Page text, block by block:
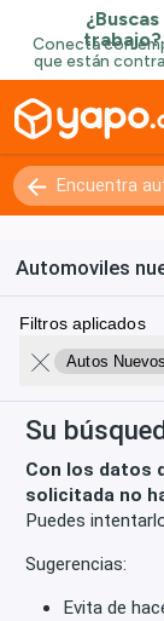
Automoviles
Filtros aplicados
Autos Nuevos
Su
Con los datos
solicitada no
Puedes
Sugerencias:
Evita de
Kilómetros 0